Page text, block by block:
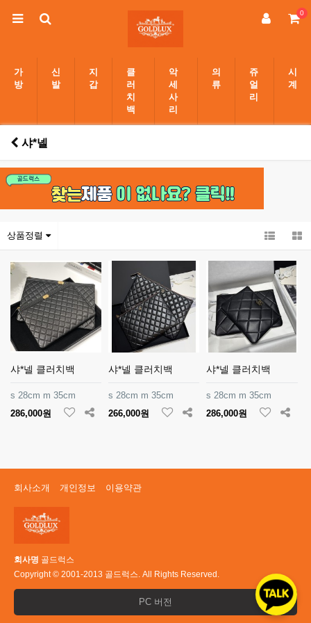
0
가
방
신
발
지
갑
클
러
치
백
악
세
사
리
의
류
쥬
얼
리
시
계
샤*넬
상품정렬
샤*넬 클러치백
s 28cm m 35cm
286,000원
샤*넬 클러치백
s 28cm m 35cm
266,000원
샤*넬 클러치백
s 28cm m 35cm
286,000원
회사소개 개인정보 이용약관
회사명 골드럭스
Copyright © 2001-2013 골드럭스. All Rights Reserved.
PC 버전